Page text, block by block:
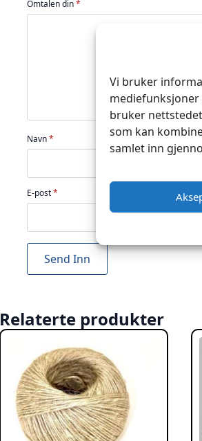
Vi bruker
mediefunksjoner
bruker
som kan
samlet inn
5 5 5
stjerner
5
stjerner
5
stjerner
Omtalen din*
Navn*
E-post*
Relaterte produkter